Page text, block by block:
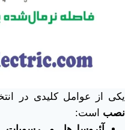
یکی از عوامل کلیدی در
نصب است: